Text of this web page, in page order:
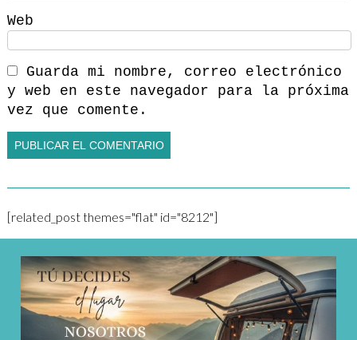
Web
Guarda mi nombre, correo electrónico
y web en este navegador para la próxima
vez que comente.
[related_post themes="flat" id="8212"]